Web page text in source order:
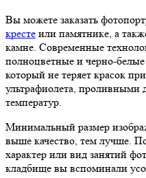
Вы можете заказать
кресте или памятнике, а
камне. Современные
полноцветные и черно-
который не теряет красок
ультрафиолета, проливными
температур.
Минимальный размер
выше качество, тем лучше.
характер или вид занятий
кладбище вы вспоминали